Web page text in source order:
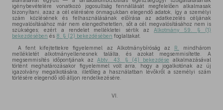
igénybevételére vonatkozó jogosultság fennállását megfelelően alkalmasak
bizonyítani, azaz a cél elérésére önmagukban elegendő adatok, így a személyi
szám közlésének és felhasználásának előírása az adatkezelés céljának
megvalósításához már nem elengedhetetlen, sőt a cél megvalósításához nem is
szükséges; ezért a rendelet mellékletei sértik az Alkotmány 59. § (1)
bekezdésében és 8. § (2) bekezdésében foglaltakat.
A fent kifejtettekre figyelemmel az Alkotmánybíróság az R.
mindhárom
mellékletét alkotmányellenesnek találta, és azokat megsemmisítette. A
megsemmisítés időpontjának az Abtv. 43. § (4) bekezdése alkalmazásával
történt meghatározásakor figyelemmel volt arra, hogy a jogalkotónak az új
igazolvány megalkotására, illetőleg a használatban lévőkről a személyi szám
törlésére elegendő idő álljon rendelkezésére.
VI.